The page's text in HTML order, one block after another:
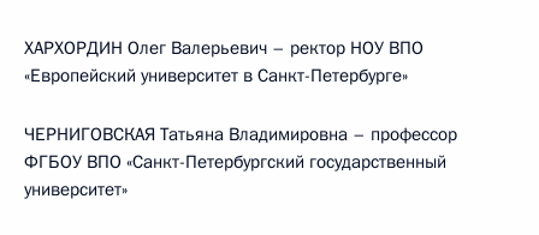
ХАРХОРДИН Олег Валерьевич – ректор НОУ ВПО
«Европейский университет в Санкт-Петербурге»
ЧЕРНИГОВСКАЯ Татьяна Владимировна – профессор
ФГБОУ ВПО «Санкт-Петербургский государственный
университет»